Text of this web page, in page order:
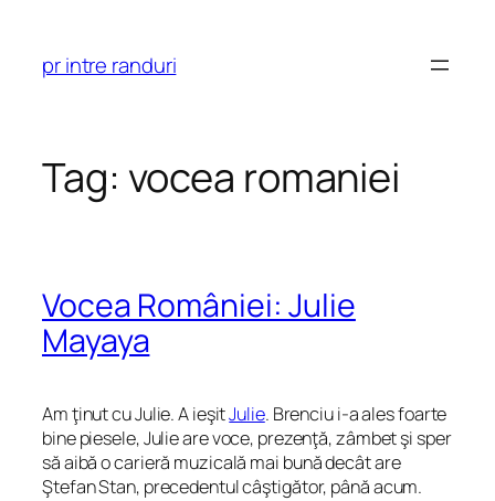
content
pr intre randuri
Tag: vocea romaniei
Vocea României: Julie
Mayaya
Am ţinut cu Julie. A ieşitJulie. Brenciu i-a ales foarte
bine piesele, Julie are voce, prezenţă, zâmbet şi sper
să aibă o carieră muzicală mai bună decât are
Ştefan Stan, precedentul câştigător, până acum.